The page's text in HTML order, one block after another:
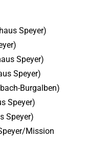
Speyer)
Speyer)
Speyer)
Burgalben)
Speyer)
Speyer)
Mission